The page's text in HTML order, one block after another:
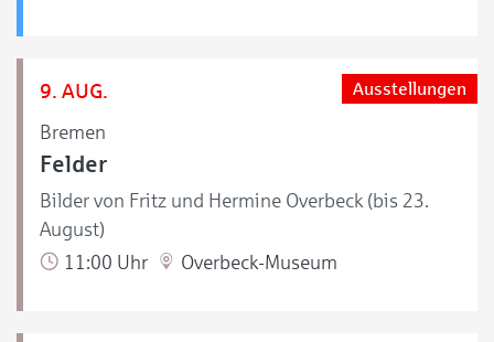
9. AUG.
Bremen
Ausstellungen
Felder
Bilder von Fritz und Hermine Overbeck (bis 23.
August)
11:00 Uhr
Overbeck-Museum